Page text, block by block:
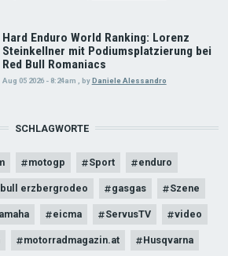
Hard Enduro World Ranking: Lorenz
Steinkellner mit Podiumsplatzierung bei
Red Bull Romaniacs
Aug 05 2026 - 8:24am byDaniele Alessandro
SCHLAGWORTE
motogp Sport enduro
erzbergrodeo gasgas Szene
eicma ServusTV video
motorradmagazin.at Husqvarna